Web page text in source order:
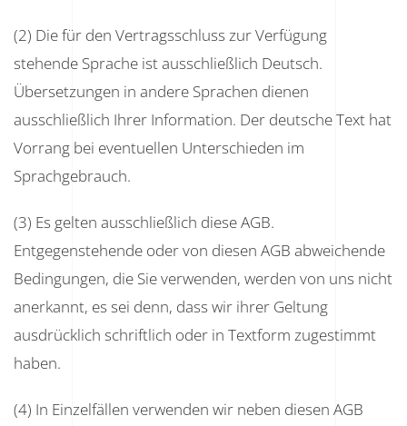
(2) Die für den Vertragsschluss zur Verfügung
stehende Sprache ist ausschließlich Deutsch.
Übersetzungen in andere Sprachen dienen
ausschließlich Ihrer Information. Der deutsche Text hat
Vorrang bei eventuellen Unterschieden im
Sprachgebrauch.
(3) Es gelten ausschließlich diese AGB.
Entgegenstehende oder von diesen AGB abweichende
Bedingungen, die Sie verwenden, werden von uns nicht
anerkannt, es sei denn, dass wir ihrer Geltung
ausdrücklich schriftlich oder in Textform zugestimmt
haben.
(4) In Einzelfällen verwenden wir neben diesen AGB